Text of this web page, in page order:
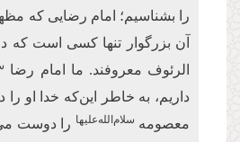
را بشناسیم؛ امام رضایی که
آن بزرگوار تنها کسی است که در
الرئوف معروفند. ما امام رضا
داریم، به خاطر این‌که خدا او
معصومه سلام‌الله‌علیها را دوست